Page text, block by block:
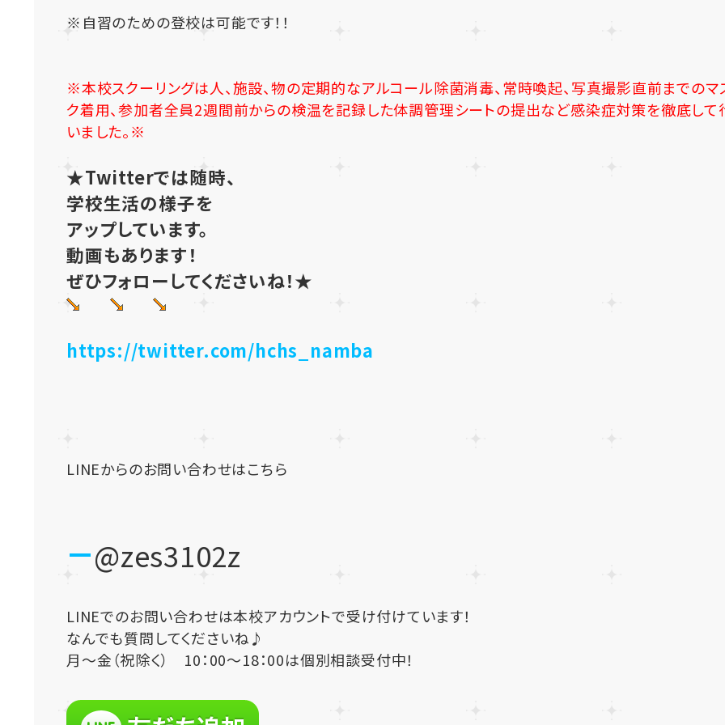
※自習のための登校は可能です！！
※本校スクーリングは人、施設、物の定期的なアルコール除菌消毒、常時喚起、写真撮影直前までのマ
ク着用、参加者全員2週間前からの検温を記録した体調管理シートの提出など感染症対策を徹底して
いました。※
★Twitterでは随時、
学校生活の様子を
アップしています。
動画もあります！
ぜひフォローしてくださいね！★
https://twitter.com/hchs_namba
LINEからのお問い合わせはこちら
@zes3102z
LINEでのお問い合わせは本校アカウントで受け付けています！
なんでも質問してくださいね♪
月～金（祝除く） 10：00～18：00は個別相談受付中！